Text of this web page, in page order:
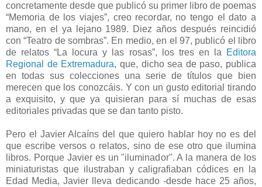
concretamente desde que publicó su primer libro de poemas
“Memoria de los viajes”, creo recordar, no tengo el dato a
mano, en el ya lejano 1989. Diez años después reincidió
con “Teatro de sombras”. En medio, en el 97, publicó el libro
de relatos “La locura y las rosas”, los tres en la
Editora
Regional de Extremadura, que, dicho sea de paso, publica
en todas sus colecciones una serie de títulos que bien
merecen que los conozcáis. Y con un gusto editorial tirando
a exquisito, y que ya quisieran para sí muchas de esas
editoriales privadas que se dan tanto pisto.
Pero el Javier Alcaíns del que quiero hablar hoy no es del
que escribe versos o relatos, sino de ese otro que ilumina
libros. Porque Javier es un "iluminador". A la manera de los
miniaturistas que ilustraban y caligrafiaban códices en la
Edad Media, Javier lleva dedicando -desde hace 25 años,